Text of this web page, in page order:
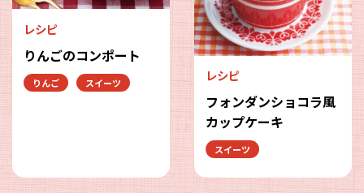
レシピ
りんごのコンポート
りんご スイーツ レシピ
フォンダンショコラ風
カップケーキ
スイーツ